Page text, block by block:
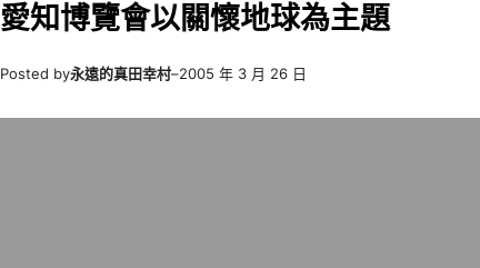
愛知博覽會以關懷地球為主題
Posted by永遠的真田幸村–2005 年 3 月 26 日